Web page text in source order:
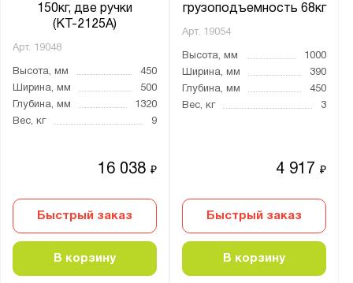
150кг, две ручки
(КТ-2125А)
Арт. 19048
Высота, мм
450
Ширина, мм
500
Глубина, мм
1320
Вес, кг
9
16 038₽
Быстрый заказ
В корзину
грузоподъемность 68кг
Арт. 19054
Высота, мм
1000
Ширина, мм
390
Глубина, мм
450
Вес, кг
3
4 917₽
Быстрый заказ
В корзину
1400x800
3000x1250
до
Высота ручки, мм: